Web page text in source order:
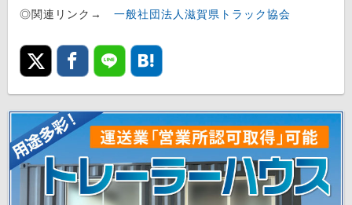
◎関連リンク→ 一般社団法人滋賀県トラック協会